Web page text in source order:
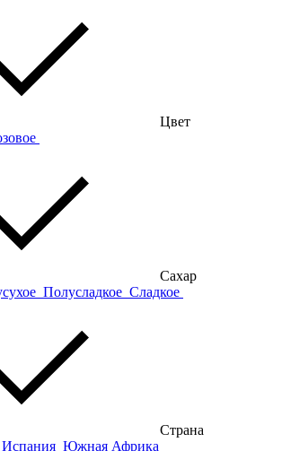
Цвет
Сахар
Полусладкое Сладкое
Страна
Испания Южная Африка